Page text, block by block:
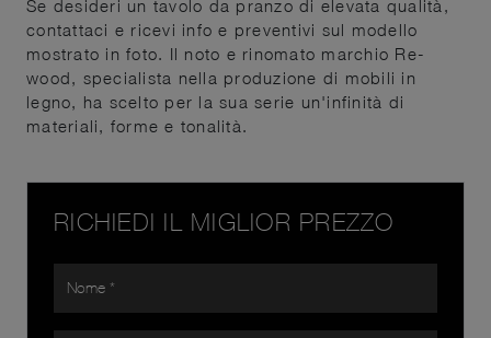
Se desideri un tavolo da pranzo di elevata qualità,
contattaci e ricevi info e preventivi sul modello
mostrato in foto. Il noto e rinomato marchio Re-
wood, specialista nella produzione di mobili in
legno, ha scelto per la sua serie un'infinità di
materiali, forme e tonalità.
RICHIEDI IL MIGLIOR PREZZO